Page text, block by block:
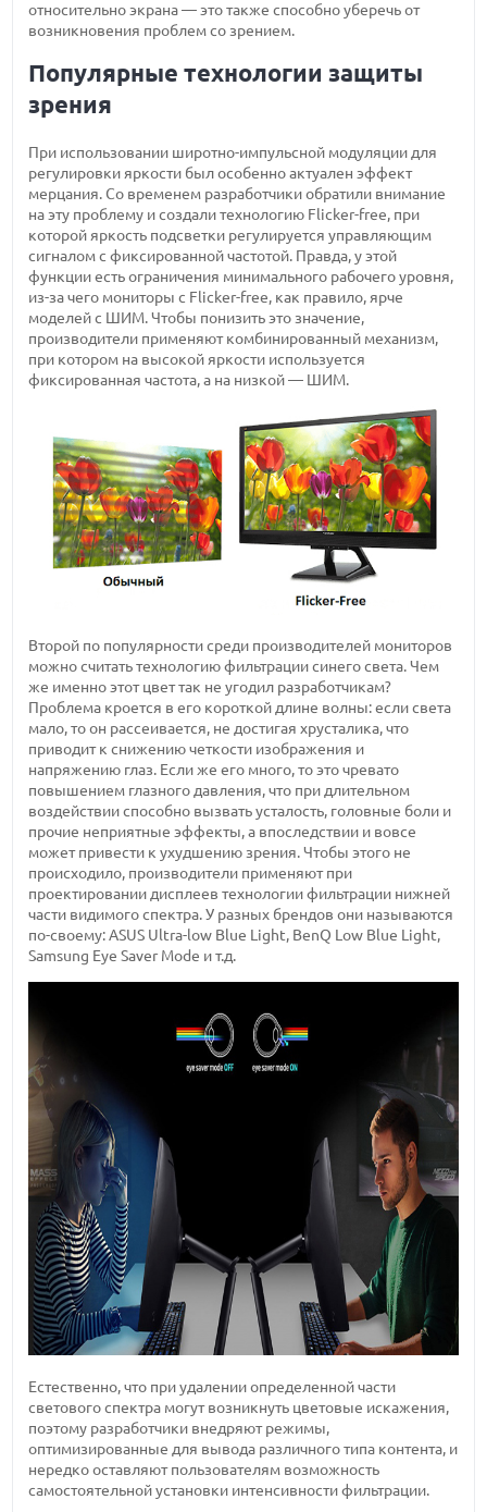
относительно экрана — это также способно уберечь от
возникновения проблем со зрением.
Популярные технологии защиты
зрения
При использовании широтно-импульсной модуляции для
регулировки яркости был особенно актуален эффект
мерцания. Со временем разработчики обратили внимание
на эту проблему и создали технологию Flicker-free, при
которой яркость подсветки регулируется управляющим
сигналом с фиксированной частотой. Правда, у этой
функции есть ограничения минимального рабочего уровня,
из-за чего мониторы с Flicker-free, как правило, ярче
моделей с ШИМ. Чтобы понизить это значение,
производители применяют комбинированный механизм,
при котором на высокой яркости используется
фиксированная частота, а на низкой — ШИМ.
Второй по популярности среди производителей мониторов
можно считать технологию фильтрации синего света. Чем
же именно этот цвет так не угодил разработчикам?
Проблема кроется в его короткой длине волны: если света
мало, то он рассеивается, не достигая хрусталика, что
приводит к снижению четкости изображения и
напряжению глаз. Если же его много, то это чревато
повышением глазного давления, что при длительном
воздействии способно вызвать усталость, головные боли и
прочие неприятные эффекты, а впоследствии и вовсе
может привести к ухудшению зрения. Чтобы этого не
происходило, производители применяют при
проектировании дисплеев технологии фильтрации нижней
части видимого спектра. У разных брендов они называются
по-своему: ASUS Ultra-low Blue Light, BenQ Low Blue Light,
Samsung Eye Saver Mode и т.д.
Естественно, что при удалении определенной части
светового спектра могут возникнуть цветовые искажения,
поэтому разработчики внедряют режимы,
оптимизированные для вывода различного типа контента, и
нередко оставляют пользователям возможность
самостоятельной установки интенсивности фильтрации.